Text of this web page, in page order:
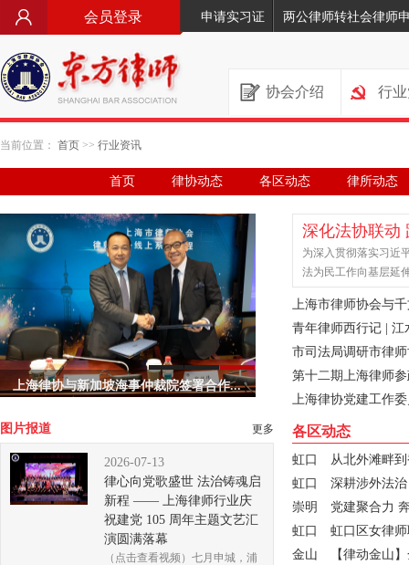
会员登录 申请实习证 两公律师转社会律师
协会介绍 行
当前位置： 首页 >> 行业资讯
首页 律协动态 各区动态 律所动态
律心向党歌盛世 法治铸魂启新程 ——...
“青律乘风·共筑未来”——2026沪川...
上海律协与新加坡海事仲裁院签署合作...
更多
图片报道
2026-07-13
律心向党歌盛世 法治铸魂启
新程 —— 上海律师行业庆
祝建党 105 周年主题文艺汇
演圆满落幕
（点击查看视频）七月申城，浦
深化法协联动
为深入贯彻落实习近
法为民工作向基层延
上海市律师协会与
青年律师西行记 |
市司法局调研市律
第十二期上海律师
上海律协党建工作
各区动态
虹口
从北外滩畔
虹口
深耕涉外法
崇明
党建聚合力
虹口
虹口区女律
金山
【律动金山